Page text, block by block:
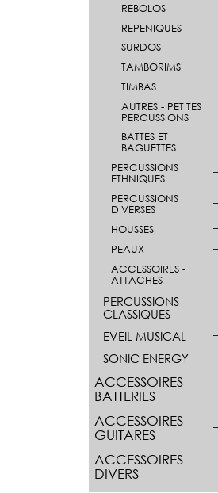
REBOLOS
REPENIQUES
SURDOS
TAMBORIMS
TIMBAS
AUTRES - PETITES
PERCUSSIONS
BATTES ET
BAGUETTES
PERCUSSIONS
ETHNIQUES
PERCUSSIONS
DIVERSES
HOUSSES
PEAUX
ACCESSOIRES -
ATTACHES
PERCUSSIONS
CLASSIQUES
EVEIL MUSICAL
SONIC ENERGY
ACCESSOIRES
BATTERIES
ACCESSOIRES
GUITARES
ACCESSOIRES
DIVERS